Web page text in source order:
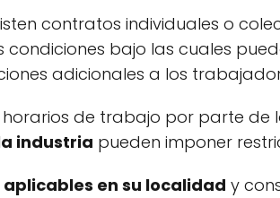
contratos individuales o
bajo las cuales
adicionales a los
de trabajo por parte
industria pueden imponer
en su localidad y